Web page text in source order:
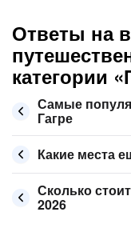
Ответы на
категории
Самые
Гагре
Какие места
Сколько
2026